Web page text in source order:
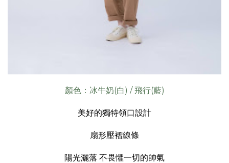
顏色：冰牛奶(白) / 飛行(藍)
美好的獨特領口設計
扇形壓褶線條
陽光灑落 不畏懼一切的帥氣